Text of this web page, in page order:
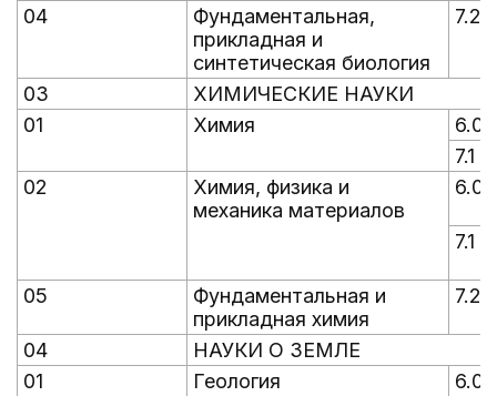
04
Фундаментальная,
прикладная и
синтетическая биология
7.2
03
ХИМИЧЕСКИЕ НАУКИ
01
Химия
6.0
7.1
02
Химия, физика и
механика материалов
6.0
7.1
05
Фундаментальная и
прикладная химия
7.2
04
НАУКИ О ЗЕМЛЕ
01
Геология
6.0